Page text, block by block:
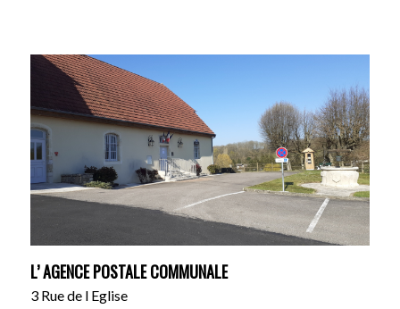
L’ AGENCE POSTALE COMMUNALE
3 Rue de l Eglise